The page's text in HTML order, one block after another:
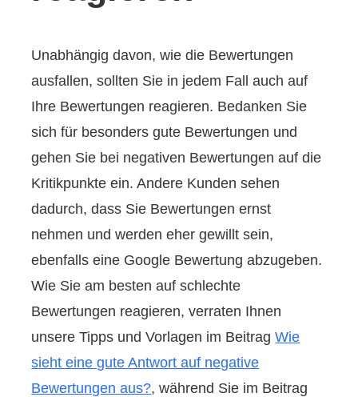
Unabhängig davon, wie die Bewertungen
ausfallen, sollten Sie in jedem Fall auch auf
Ihre Bewertungen reagieren. Bedanken Sie
sich für besonders gute Bewertungen und
gehen Sie bei negativen Bewertungen auf die
Kritikpunkte ein. Andere Kunden sehen
dadurch, dass Sie Bewertungen ernst
nehmen und werden eher gewillt sein,
ebenfalls eine Google Bewertung abzugeben.
Wie Sie am besten auf schlechte
Bewertungen reagieren, verraten Ihnen
unsere Tipps und Vorlagen im BeitragWie
sieht eine gute Antwort auf negative
Bewertungen aus?, während Sie im Beitrag